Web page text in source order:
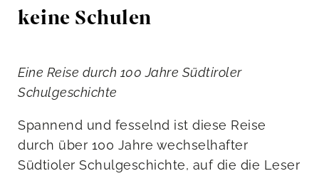
keine Schulen
Eine Reise durch 100 Jahre Südtiroler
Schulgeschichte
Spannend und fesselnd ist diese Reise
durch über 100 Jahre wechselhafter
Südtioler Schulgeschichte, auf die die Leser